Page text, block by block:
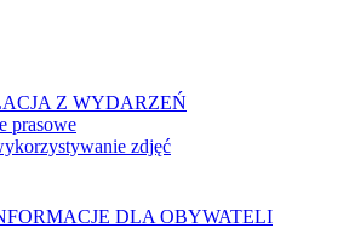
Z WYDARZEŃ
prasowe
zdjęć
DLA OBYWATELI